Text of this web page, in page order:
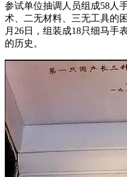
参试单位抽调人员组成58人
术、二无材料、三无工具的
月26日，组装成18只细马手
的历史。